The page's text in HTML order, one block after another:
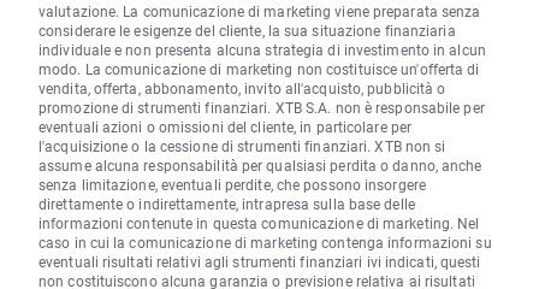
valutazione. La comunicazione di marketing viene preparata senza
considerare le esigenze del cliente, la sua situazione finanziaria
individuale e non presenta alcuna strategia di investimento in alcun
modo. La comunicazione di marketing non costituisce un'offerta di
vendita, offerta, abbonamento, invito all'acquisto, pubblicità o
promozione di strumenti finanziari. XTB S.A. non è responsabile per
eventuali azioni o omissioni del cliente, in particolare per
l'acquisizione o la cessione di strumenti finanziari. XTB non si
assume alcuna responsabilità per qualsiasi perdita o danno, anche
senza limitazione, eventuali perdite, che possono insorgere
direttamente o indirettamente, intrapresa sulla base delle
informazioni contenute in questa comunicazione di marketing. Nel
caso in cui la comunicazione di marketing contenga informazioni su
eventuali risultati relativi agli strumenti finanziari ivi indicati, questi
non costituiscono alcuna garanzia o previsione relativa ai risultati